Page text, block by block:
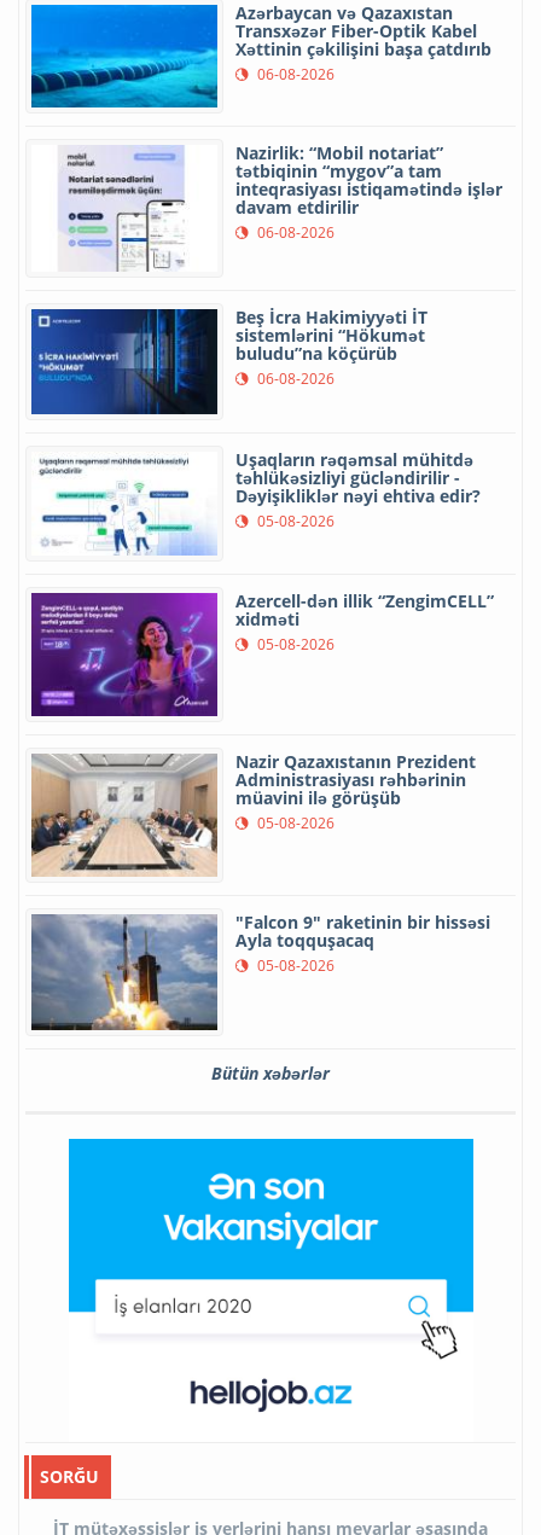
Azərbaycan və Qazaxıstan
Transxəzər Fiber-Optik Kabel
Xəttinin çəkilişini başa çatdırıb
06-08-2026
Nazirlik: “Mobil notariat”
tətbiqinin “mygov”a tam
inteqrasiyası istiqamətində işlər
davam etdirilir
06-08-2026
Beş İcra Hakimiyyəti İT
sistemlərini “Hökumət
buludu”na köçürüb
06-08-2026
Uşaqların rəqəmsal mühitdə
təhlükəsizliyi gücləndirilir -
Dəyişikliklər nəyi ehtiva edir?
05-08-2026
Azercell-dən illik “ZengimCELL”
xidməti
05-08-2026
Nazir Qazaxıstanın Prezident
Administrasiyası rəhbərinin
müavini ilə görüşüb
05-08-2026
"Falcon 9" raketinin bir hissəsi
Ayla toqquşacaq
05-08-2026
Bütün xəbərlər
SORĞU
İT mütəxəssislər iş yerlərini hansı meyarlar əsasında